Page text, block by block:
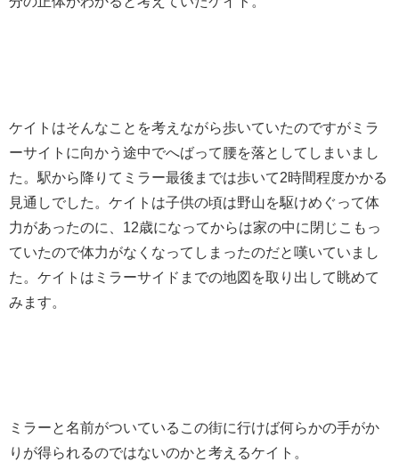
ケイトはそんなことを考えながら歩いていたのですがミラ
ーサイトに向かう途中でへばって腰を落としてしまいまし
た。駅から降りてミラー最後までは歩いて2時間程度かかる
見通しでした。ケイトは子供の頃は野山を駆けめぐって体
力があったのに、12歳になってからは家の中に閉じこもっ
ていたので体力がなくなってしまったのだと嘆いていまし
た。ケイトはミラーサイドまでの地図を取り出して眺めて
みます。
ミラーと名前がついているこの街に行けば何らかの手がか
りが得られるのではないのかと考えるケイト。